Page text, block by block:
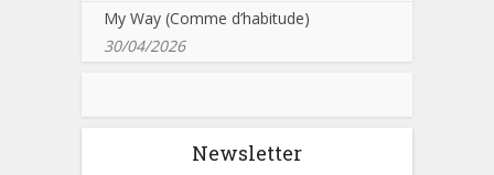
My Way (Comme d’habitude)
30/04/2026
Newsletter